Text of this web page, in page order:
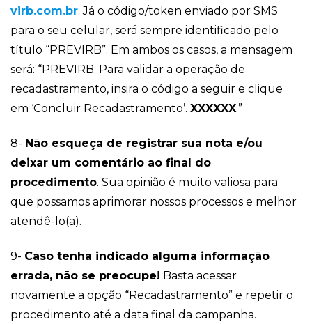
virb.com.br. Já o código/token enviado por SMS
para o seu celular, será sempre identificado pelo
título “PREVIRB”. Em ambos os casos, a mensagem
será: “PREVIRB: Para validar a operação de
recadastramento, insira o código a seguir e clique
em ‘Concluir Recadastramento’. XXXXXX.”
8- Não esqueça de registrar sua nota e/ou
deixar um comentário ao final do
procedimento. Sua opinião é muito valiosa para
que possamos aprimorar nossos processos e melhor
atendê-lo(a).
9- Caso tenha indicado alguma informação
errada, não se preocupe! Basta acessar
novamente a opção “Recadastramento” e repetir o
procedimento até a data final da campanha.